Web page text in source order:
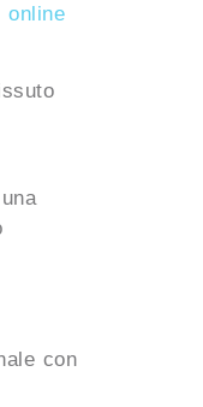
online
con